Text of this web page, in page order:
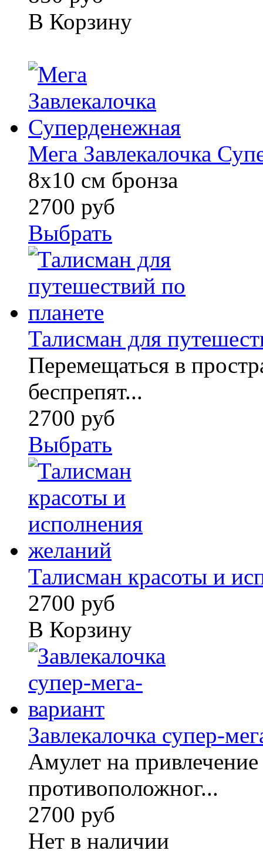
В Корзину
Мега Завлекалочка
8х10 см бронза
2700 руб
Выбрать
Талисман для
Перемещаться в
беспрепят...
2700 руб
Выбрать
Талисман красоты и
2700 руб
В Корзину
Завлекалочка супер-
Амулет на
противоположног...
2700 руб
Нет в наличии